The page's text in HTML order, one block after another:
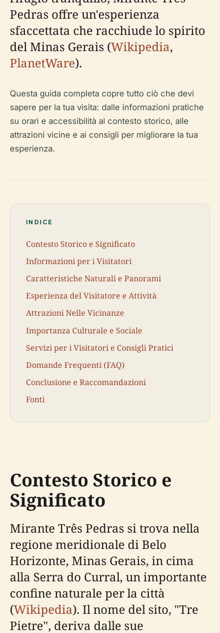
Pedras offre un'esperienza
sfaccettata che racchiude lo spirito
del Minas Gerais (Wikipedia,
PlanetWare).
Questa guida completa copre tutto ciò che devi
sapere per la tua visita: dalle informazioni pratiche
su orari e accessibilità al contesto storico, alle
attrazioni vicine e ai consigli per migliorare la tua
esperienza.
INDICE
Contesto Storico e Significato
Informazioni per i Visitatori
Caratteristiche Naturali e Panorami
Esperienza del Visitatore e Attività
Attrazioni Nelle Vicinanze
Importanza Culturale e Sociale
Servizi per i Visitatori e Consigli Pratici
Domande Frequenti (FAQ)
Conclusione e Raccomandazioni
Fonti
Contesto Storico e
Significato
Mirante Três Pedras si trova nella
regione meridionale di Belo
Horizonte, Minas Gerais, in cima
alla Serra do Curral, un importante
confine naturale per la città
(Wikipedia). Il nome del sito, "Tre
Pietre", deriva dalle sue